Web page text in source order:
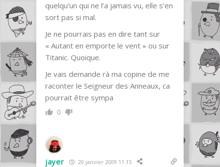
quelqu’un qui ne l’a jamais vu, elle s’en
sort pas si mal.
Je ne pourrais pas en dire tant sur
« Autant en emporte le vent » ou sur
Titanic. Quoique.
Je vais demande rà ma copine de me
raconter le Seigneur des Anneaux, ca
pourrait être sympa
0
jayer 20 janvier 2009 11:15